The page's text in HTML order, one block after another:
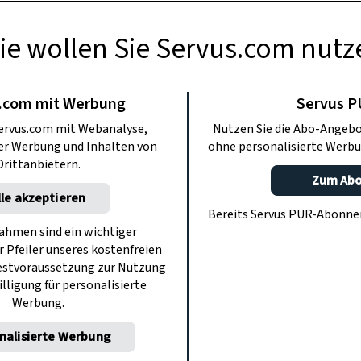
Ideen mit
Rot bis zu den schönsten Violett-
robusten Beetpflanze lässt sich
und Garten zaubern.
wollen Sie Servus.com
mit Werbung
mit Webanalyse,
Werbung und Inhalten von
akzeptieren
sind ein wichtiger
unseres kostenfreien
zur Nutzung
für personalisierte
Werbung.
Werbung
Servus
Nutzen Sie die Abo-
ohne personalisierte
Zum
Bereits Servus PUR-